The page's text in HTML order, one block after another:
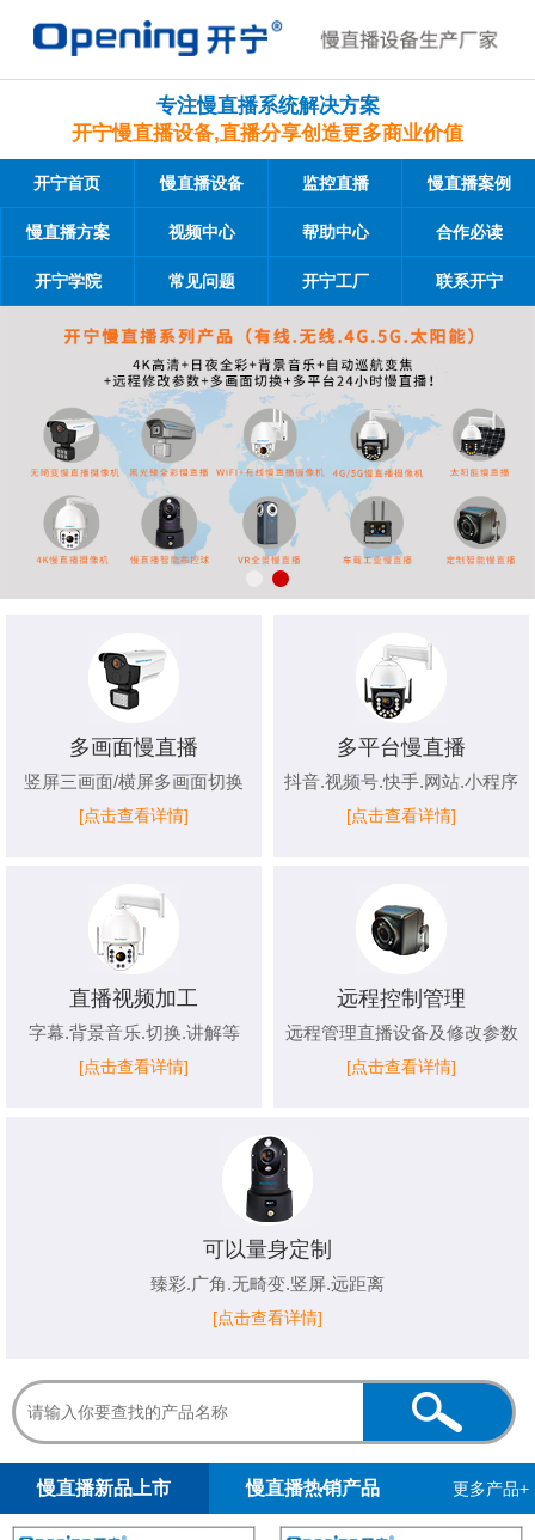
专注慢直播系统解决方案
开宁慢直播设备,直播分享创造更多商业价值
开宁首页 慢直播设备 监控直播 慢直播案例
慢直播方案 视频中心 帮助中心 合作必读
开宁学院 常见问题 开宁工厂 联系开宁
多画面慢直播
竖屏三画面/横屏多画面切换
[点击查看详情]
多平台慢直播
抖音.视频号.快手.网站.小程序
[点击查看详情]
直播视频加工
字幕.背景音乐.切换.讲解等
[点击查看详情]
远程控制管理
远程管理直播设备及修改参数
[点击查看详情]
可以量身定制
臻彩.广角.无畸变.竖屏.远距离
[点击查看详情]
慢直播新品上市 慢直播热销产品 更多产品+